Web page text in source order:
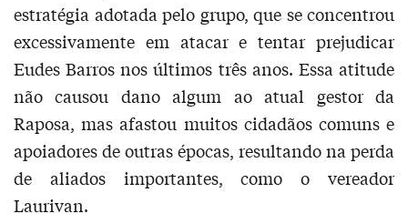
estratégia adotada pelo grupo, que se concentrou
excessivamente em atacar e tentar prejudicar
Eudes Barros nos últimos três anos. Essa atitude
não causou dano algum ao atual gestor da
Raposa, mas afastou muitos cidadãos comuns e
apoiadores de outras épocas, resultando na perda
de aliados importantes, como o vereador
Laurivan.